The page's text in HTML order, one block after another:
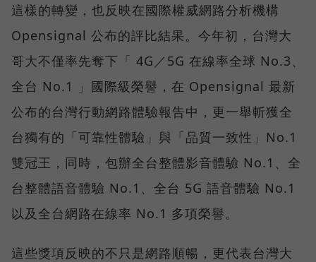
這樣的轉變，也反映在國際權威網路分析機構
Opensignal 公布的評比結果。今年初，台灣大
哥大不僅率先奪下「 4G／5G 在線率全球 No.3、
全台 No.1 」國際級榮譽，在 Opensignal 最新
公布的台灣行動網路體驗報告中，更一舉斬獲全
台獨有的「可靠性體驗」與「品質一致性」No.1
雙冠王，同時，包辦全台整體影音體驗 No.1、全
台整體語音體驗 No.1、全台 5G 語音體驗 No.1
以及全台網路在線率 No.1 多項榮譽。
這些獎項反映的不只是網路順暢，更代表台灣大